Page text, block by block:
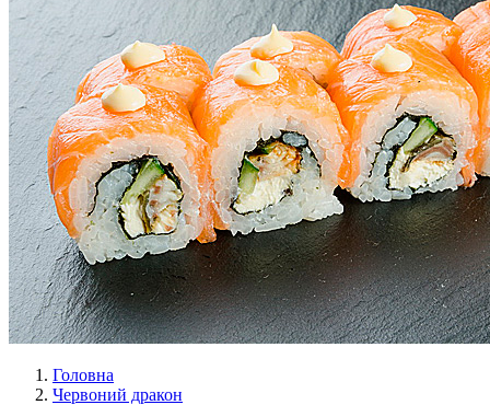
Головна
Червоний дракон